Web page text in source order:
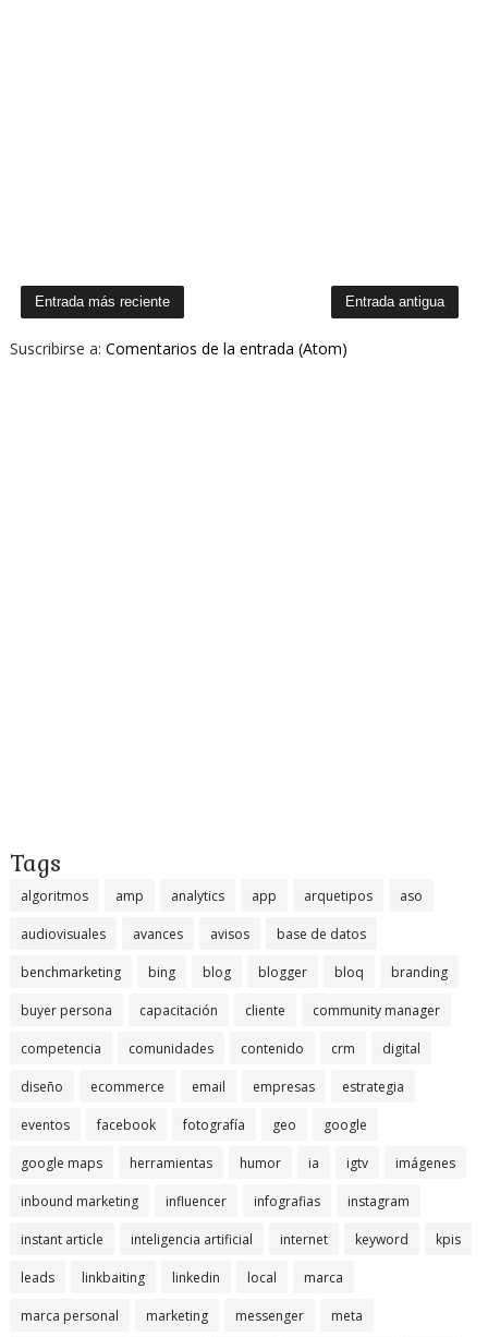
Entrada más reciente Entrada antigua
Suscribirse a: Comentarios de la entrada (Atom)
Tags
algoritmos amp analytics app arquetipos aso
audiovisuales avances avisos base de datos
benchmarketing bing blog blogger bloq branding
buyer persona capacitación cliente community manager
competencia comunidades contenido crm digital
diseño ecommerce email empresas estrategia
eventos facebook fotografía geo google
google maps herramientas humor ia igtv imágenes
inbound marketing influencer infografias instagram
instant article inteligencia artificial internet keyword kpis
leads linkbaiting linkedin local marca
marca personal marketing messenger meta